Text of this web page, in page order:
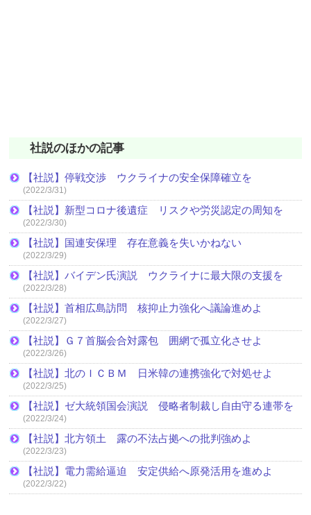
社説のほかの記事
【社説】停戦交渉 ウクライナの安全保障確立を
(2022/3/31)
【社説】新型コロナ後遺症 リスクや労災認定の周知を
(2022/3/30)
【社説】国連安保理 存在意義を失いかねない
(2022/3/29)
【社説】バイデン氏演説 ウクライナに最大限の支援を
(2022/3/28)
【社説】首相広島訪問 核抑止力強化へ議論進めよ
(2022/3/27)
【社説】Ｇ７首脳会合対露包 囲網で孤立化させよ
(2022/3/26)
【社説】北のＩＣＢＭ 日米韓の連携強化で対処せよ
(2022/3/25)
【社説】ゼ大統領国会演説 侵略者制裁し自由守る連帯を
(2022/3/24)
【社説】北方領土 露の不法占拠への批判強めよ
(2022/3/23)
【社説】電力需給逼迫 安定供給へ原発活用を進めよ
(2022/3/22)